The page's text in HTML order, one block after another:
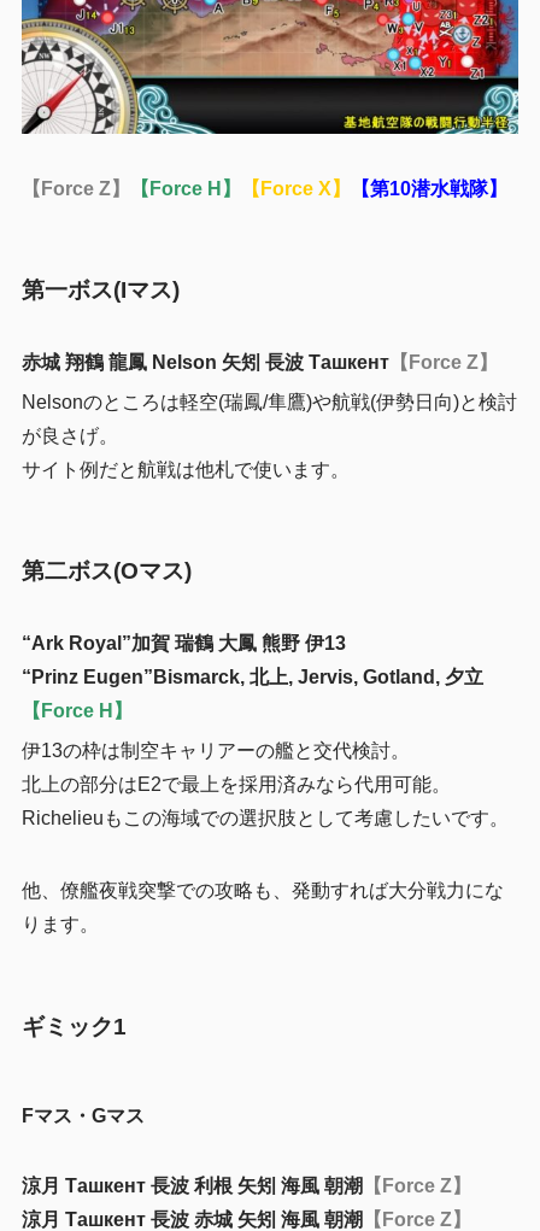
【Force Z】 【Force H】 【Force X】 【第10潜水戦隊】
第一ボス(Iマス)
赤城 翔鶴 龍鳳 Nelson 矢矧 長波 Ташкент【Force Z】
Nelsonのところは軽空(瑞鳳/隼鷹)や航戦(伊勢日向)と検討
が良さげ。
サイト例だと航戦は他札で使います。
第二ボス(Oマス)
“Ark Royal”加賀 瑞鶴 大鳳 熊野 伊13
“Prinz Eugen”Bismarck, 北上, Jervis, Gotland, 夕立
【Force H】
伊13の枠は制空キャリアーの艦と交代検討。
北上の部分はE2で最上を採用済みなら代用可能。
Richelieuもこの海域での選択肢として考慮したいです。
他、僚艦夜戦突撃での攻略も、発動すれば大分戦力にな
ります。
ギミック1
Fマス・Gマス
涼月 Ташкент 長波 利根 矢矧 海風 朝潮
【Force Z】
涼月 Ташкент 長波 赤城 矢矧 海風 朝潮
【Force Z】